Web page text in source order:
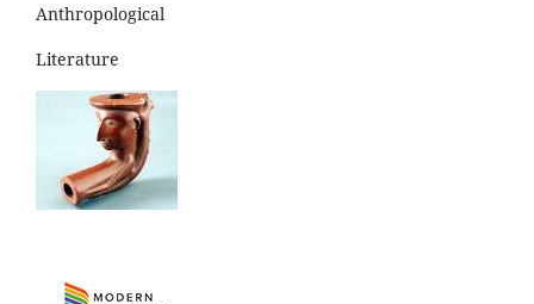
Anthropological
Literature